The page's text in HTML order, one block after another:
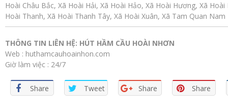
Hoài Châu Bắc, Xã Hoài Hải, Xã Hoài Hảo, Xã Hoài Hương, Xã
Hoài Thanh, Xã Hoài Thanh Tây, Xã Hoài Xuân, Xã Tam Quan Nam
THÔNG TIN LIÊN HỆ: HÚT HẦM CẦU HOÀI NHƠN
Web : huthamcauhoainhon.com
Giờ làm việc : 24/7
Share Tweet Share Share